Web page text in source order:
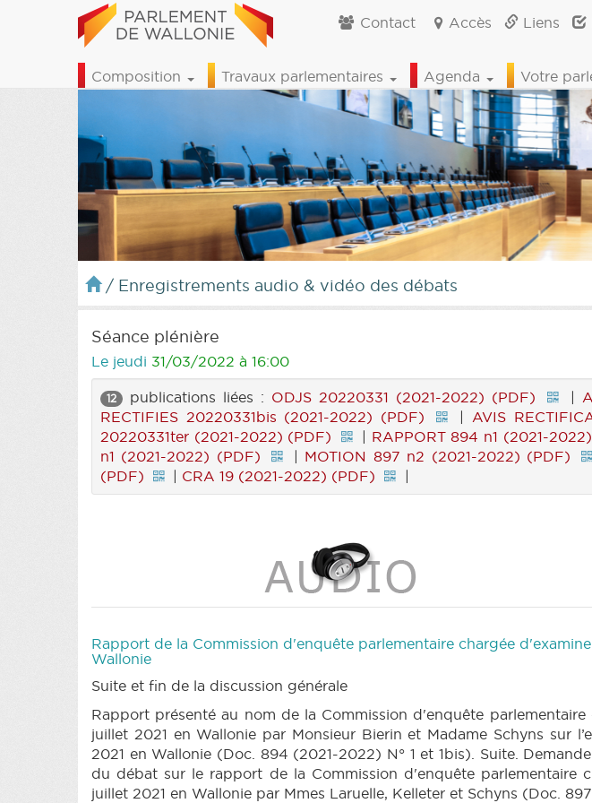
Contact Accès Liens
Composition Travaux parlementaires Agenda Votre
/ Enregistrements audio & vidéo des débats
Séance plénière
Le jeudi 31/03/2022 à 16:00
12 publications liées : ODJS 20220331 (2021-2022) (PDF) |
RECTIFIES 20220331bis (2021-2022) (PDF)
| AVIS
20220331ter (2021-2022) (PDF)
| RAPPORT 894 n1 (2021-
n1 (2021-2022) (PDF)
| MOTION 897 n2 (2021-2022) (PDF)
(PDF)
| CRA 19 (2021-2022) (PDF) |
Rapport de la Commission d'enquête parlementaire chargée
Wallonie
Suite et fin de la discussion générale
Rapport présenté au nom de la Commission d'enquête
juillet 2021 en Wallonie par Monsieur Bierin et Madame Schyns sur
2021 en Wallonie (Doc. 894 (2021-2022) N° 1 et 1bis). Suite.
du débat sur le rapport de la Commission d'enquête parlementaire
juillet 2021 en Wallonie par Mmes Laruelle, Kelleter et Schyns (Doc.